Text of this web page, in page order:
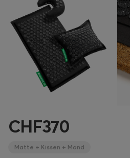
CHF370
Matte + Kissen + Mond